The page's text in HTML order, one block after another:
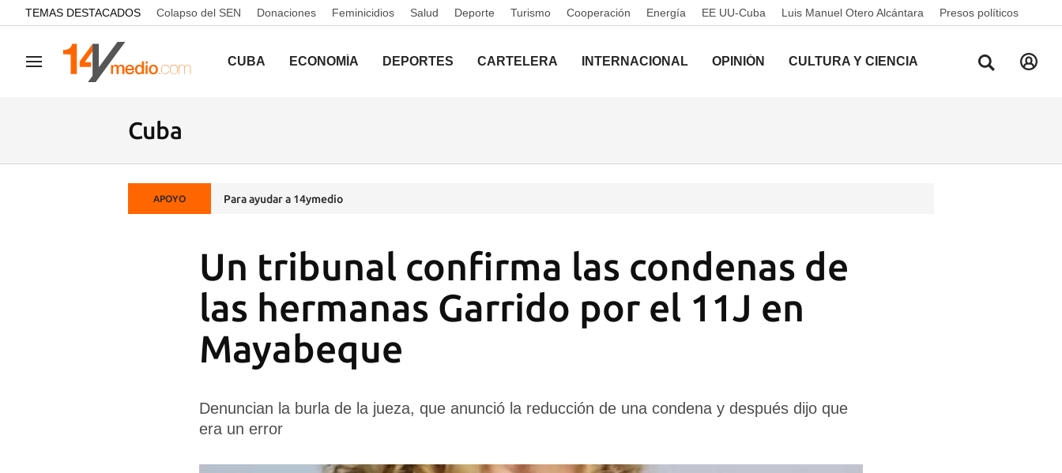
common.go-to-content
TEMAS DESTACADOS Colapso del SEN Donaciones Feminicidios Salud Deporte Turismo Cooperación Energía EE UU-Cuba Luis Manuel Otero Alcántara Presos políticos
Navegación CUBA ECONOMÍA DEPORTES CARTELERA INTERNACIONAL OPINIÓN CULTURA Y CIENCIA
Cuba
APOYO Para ayudar a 14ymedio
Un tribunal confirma las condenas de
las hermanas Garrido por el 11J en
Mayabeque
Denuncian la burla de la jueza, que anunció la reducción de una condena y después dijo que
era un error